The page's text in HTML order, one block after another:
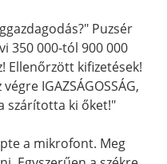
Puzsér
350 000-tól 900 000
Ellenőrzött kifizetések!
IGAZSÁGOSSÁG,
szárította ki őket!"
a mikrofont. Meg